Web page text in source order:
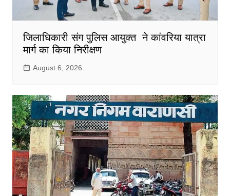
जिलाधिकारी संग पुलिस आयुक्त ने कांवरिया यात्रा
मार्ग का किया निरीक्षण
August 6, 2026